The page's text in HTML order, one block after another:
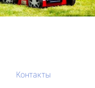
Контакты